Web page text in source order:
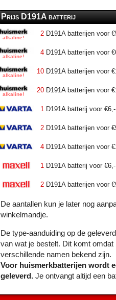
Prijs D191A batterij
2 D191A batterijen voor
4 D191A batterijen voor
10 D191A batterijen voor
20 D191A batterijen voor
1 D191A batterij voor €6,-
2 D191A batterijen voor
4 D191A batterijen voor
1 D191A batterij voor €6,-
2 D191A batterijen voor
De aantallen kun je later nog
winkelmandje.
De type-aanduiding op de
van wat je bestelt. Dit komt omdat
verschillende namen bekend zijn.
Voor huismerkbatterijen wordt
geleverd. Je ontvangt altijd een